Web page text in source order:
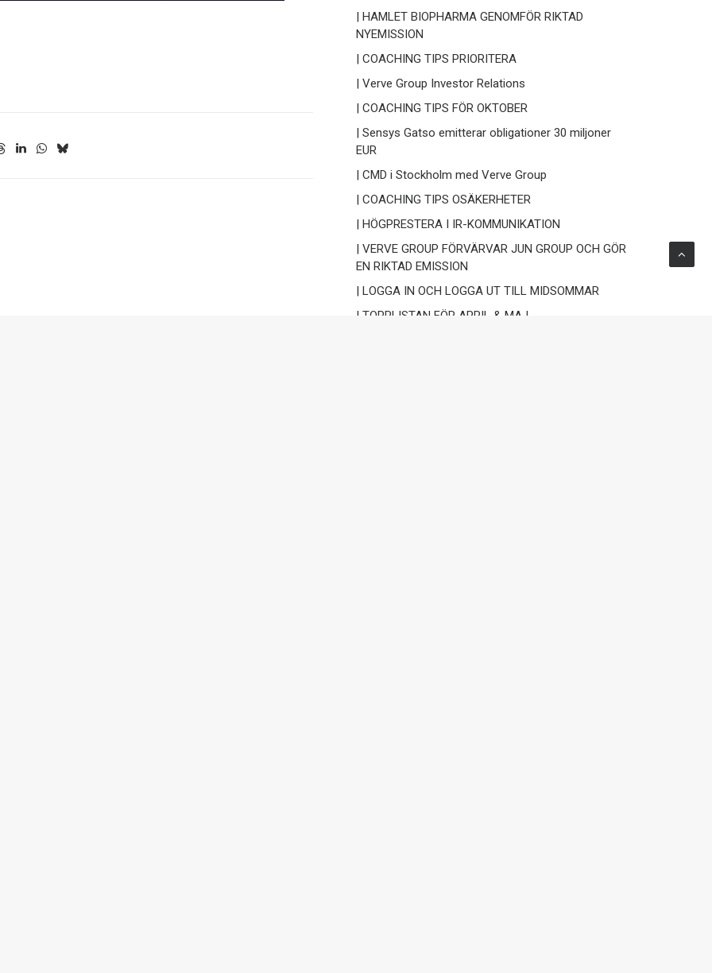
| HAMLET BIOPHARMA GENOMFÖR RIKTAD
NYEMISSION
| COACHING TIPS PRIORITERA
| Verve Group Investor Relations
| COACHING TIPS FÖR OKTOBER
| Sensys Gatso emitterar obligationer 30 miljoner
EUR
| CMD i Stockholm med Verve Group
| COACHING TIPS OSÄKERHETER
| HÖGPRESTERA I IR-KOMMUNIKATION
| VERVE GROUP FÖRVÄRVAR JUN GROUP OCH GÖR
EN RIKTAD EMISSION
| LOGGA IN OCH LOGGA UT TILL MIDSOMMAR
| TOPPLISTAN FÖR APRIL & MAJ